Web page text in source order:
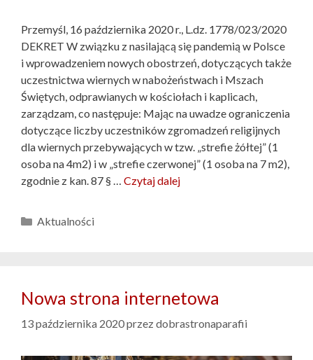
Przemyśl, 16 października 2020 r., L.dz. 1778/023/2020
DEKRET W związku z nasilającą się pandemią w Polsce
i wprowadzeniem nowych obostrzeń, dotyczących także
uczestnictwa wiernych w nabożeństwach i Mszach
Świętych, odprawianych w kościołach i kaplicach,
zarządzam, co następuje: Mając na uwadze ograniczenia
dotyczące liczby uczestników zgromadzeń religijnych
dla wiernych przebywających w tzw. „strefie żółtej” (1
osoba na 4m2) i w „strefie czerwonej” (1 osoba na 7 m2),
zgodnie z kan. 87 § … Czytaj dalej
Kategorie
Aktualności
Nowa strona internetowa
13 października 2020przezdobrastronaparafii